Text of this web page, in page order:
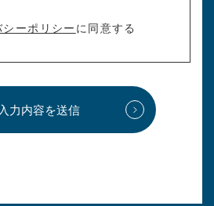
シーポリシー に同意する
入力内容を送信